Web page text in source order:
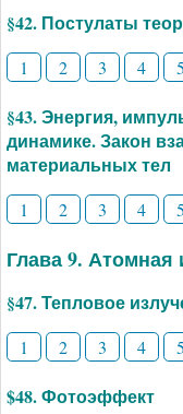
§42. Постулаты
1 2 3 4 5
§43. Энергия,
динамике. Закон
материальных тел
1 2 3 4 5
Глава 9. Атомная
§47. Тепловое
1 2 3 4 5
$48. Фотоэффект